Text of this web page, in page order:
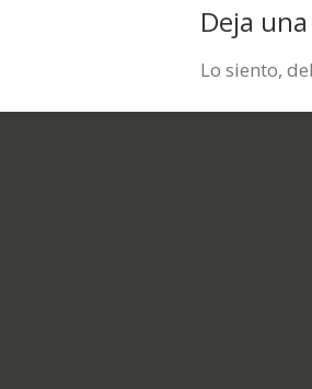
Deja
Lo siento,